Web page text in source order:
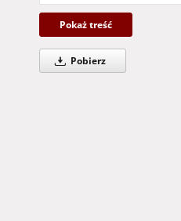
Pokaż treść
Pobierz